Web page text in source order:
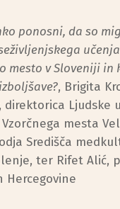
ponosni, da so
mesto v Sloveniji in
, Brigita
direktorica Ljudske
mesta
Središča
ter Rifet Alić,
Hercegovine